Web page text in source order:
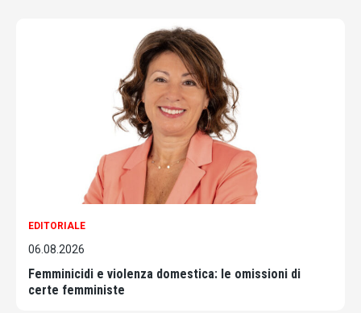
EDITORIALE
06.08.2026
Femminicidi e violenza domestica: le omissioni di
certe femministe